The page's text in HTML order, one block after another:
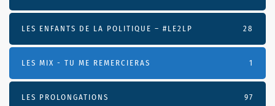
LES ENFANTS DE LA POLITIQUE – #LE2LP 28
LES MIX - TU ME REMERCIERAS 1
LES PROLONGATIONS 97